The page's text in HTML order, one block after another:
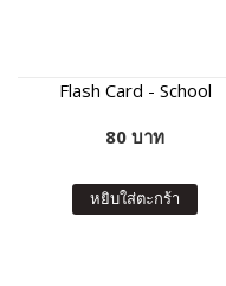
Flash Card - School
80 บาท
หยิบใส่ตะกร้า